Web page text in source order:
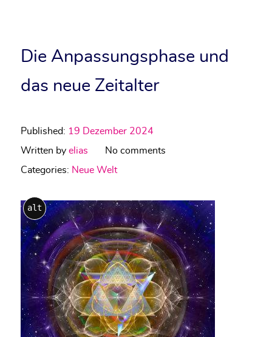
Die Anpassungsphase und
das neue Zeitalter
Published: 19 Dezember 2024
Written by elias
No comments
Categories: Neue Welt
alt